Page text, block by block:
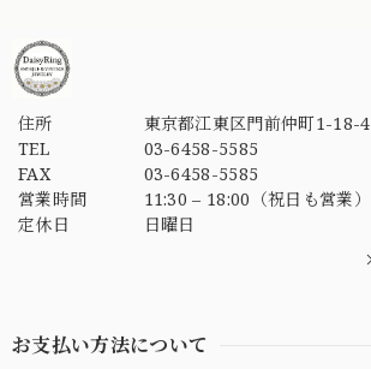
住所
東京都江東区門前仲町1-18-4
TEL
03-6458-5585
FAX
03-6458-5585
営業時間
11:30 – 18:00（祝日も営業）
定休日
日曜日
お支払い方法について